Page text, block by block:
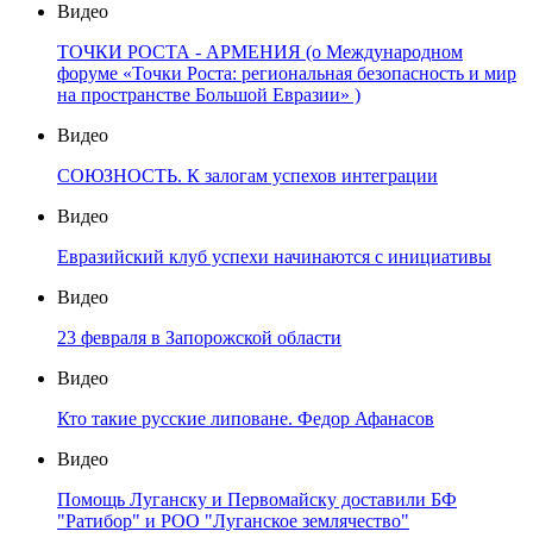
Видео
ТОЧКИ РОСТА - АРМЕНИЯ (о Международном
форуме «Точки Роста: региональная безопасность и мир
на пространстве Большой Евразии» )
Видео
СОЮЗНОСТЬ. К залогам успехов интеграции
Видео
Евразийский клуб успехи начинаются с инициативы
Видео
23 февраля в Запорожской области
Видео
Кто такие русские липоване. Федор Афанасов
Видео
Помощь Луганску и Первомайску доставили БФ
"Ратибор" и РОО "Луганское землячество"